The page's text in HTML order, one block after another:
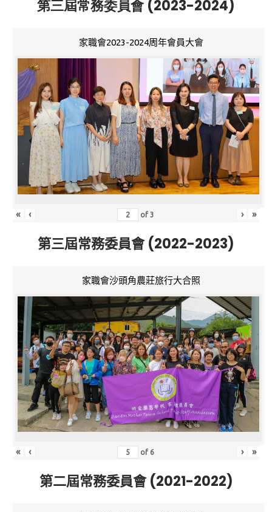
第三屆常務委員會 (2023-2024)
家職會2023-2024周年會員大會
« ‹ of3 › »
第三屆常務委員會 (2022-2023)
家職會沙頭角農莊旅行大合照
« ‹ of 6 › »
第二屆常務委員會 (2021-2022)